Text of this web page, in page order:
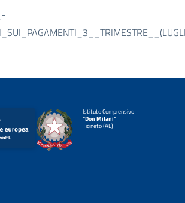
Istituto Comprensivo
"Don Milani"
Ticineto (AL)